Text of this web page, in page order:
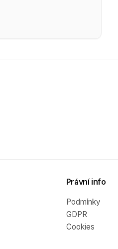
Právní info
Podmínky
GDPR
Cookies